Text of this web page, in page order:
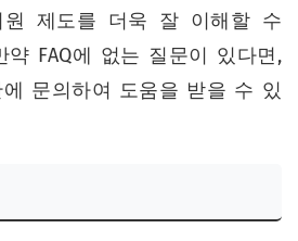
원 제도를 더욱 잘 이해할 수
약 FAQ에 없는 질문이 있다면,
문의하여 도움을 받을 수 있